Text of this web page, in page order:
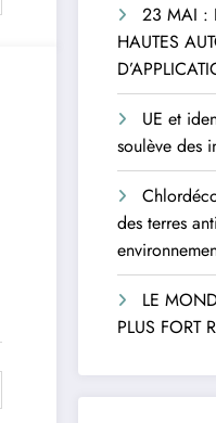
23 MAI :
HAUTES
UE et
soulève des
des terres
LE
PLUS FORT